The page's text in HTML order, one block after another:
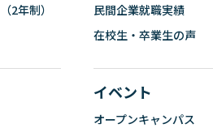
2年制）
民間企業就職実績
在校生・卒業生の声
イベント
オープンキャンパス